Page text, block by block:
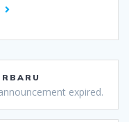
expired.